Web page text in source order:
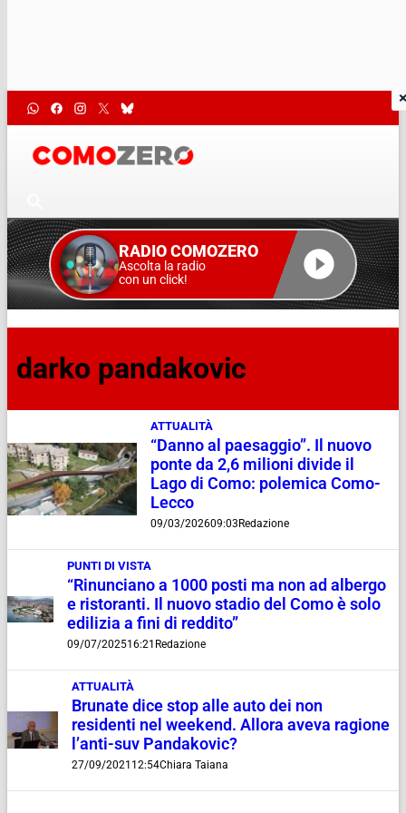
RADIO COMOZERO
Ascolta la radio
con un click!
darko pandakovic
ATTUALITÀ
“Danno al paesaggio”. Il nuovo
ponte da 2,6 milioni divide il
Lago di Como: polemica Como-
Lecco
09/03/202609:03Redazione
PUNTI DI VISTA
“Rinunciano a 1000 posti ma non ad albergo
e ristoranti. Il nuovo stadio del Como è solo
edilizia a fini di reddito”
09/07/202516:21 Redazione
ATTUALITÀ
Brunate dice stop alle auto dei non
residenti nel weekend. Allora aveva ragione
l’anti-suv Pandakovic?
27/09/2021 12:54Chiara Taiana